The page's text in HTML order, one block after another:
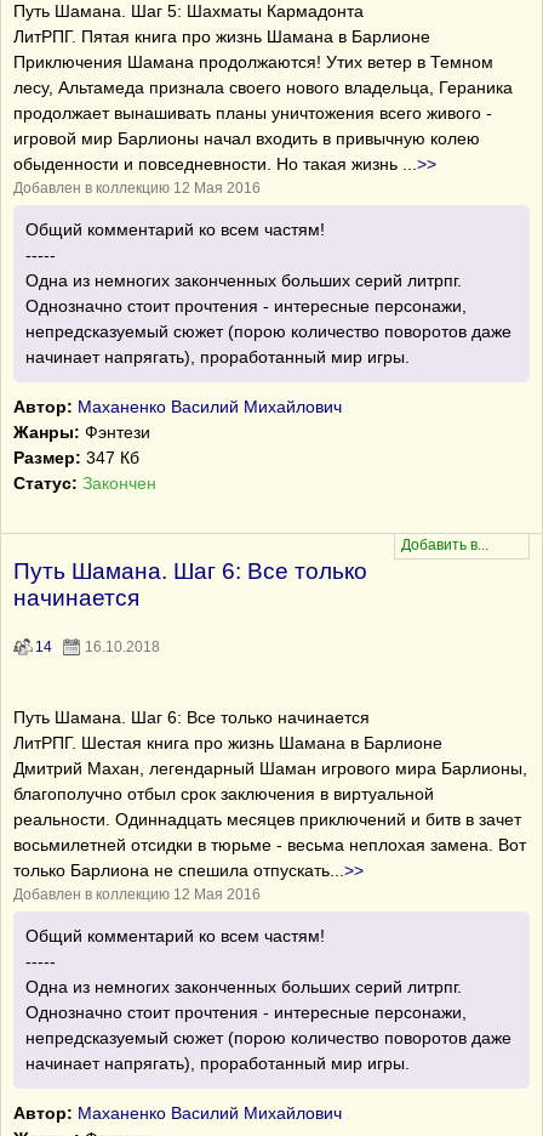
Путь Шамана. Шаг 5: Шахматы Кармадонта
ЛитРПГ. Пятая книга про жизнь Шамана в Барлионе
Приключения Шамана продолжаются! Утих ветер в Темном
лесу, Альтамеда признала своего нового владельца, Гераника
продолжает вынашивать планы уничтожения всего живого -
игровой мир Барлионы начал входить в привычную колею
обыденности и повседневности. Но такая жизнь
>>
Добавлен в коллекцию 12 Мая 2016
Общий комментарий ко всем частям!
-----
Одна из немногих законченных больших серий литрпг.
Однозначно стоит прочтения - интересные персонажи,
непредсказуемый сюжет (порою количество поворотов даже
начинает напрягать), проработанный мир игры.
Автор: Маханенко Василий Михайлович
Жанры: Фэнтези
Размер: 347 Кб
Статус: Закончен
Путь Шамана. Шаг 6: Все только
начинается
14 16.10.2018
Путь Шамана. Шаг 6: Все только начинается
ЛитРПГ. Шестая книга про жизнь Шамана в Барлионе
Дмитрий Махан, легендарный Шаман игрового мира Барлионы,
благополучно отбыл срок заключения в виртуальной
реальности. Одиннадцать месяцев приключений и битв в зачет
восьмилетней отсидки в тюрьме - весьма неплохая замена. Вот
только Барлиона не спешила отпускать
>>
Добавлен в коллекцию 12 Мая 2016
Общий комментарий ко всем частям!
-----
Одна из немногих законченных больших серий литрпг.
Однозначно стоит прочтения - интересные персонажи,
непредсказуемый сюжет (порою количество поворотов даже
начинает напрягать), проработанный мир игры.
Автор: Маханенко Василий Михайлович